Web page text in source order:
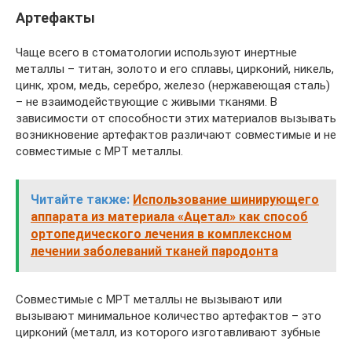
Артефакты
Чаще всего в стоматологии используют инертные
металлы – титан, золото и его сплавы, цирконий, никель,
цинк, хром, медь, серебро, железо (нержавеющая сталь)
– не взаимодействующие с живыми тканями. В
зависимости от способности этих материалов вызывать
возникновение артефактов различают совместимые и не
совместимые с МРТ металлы.
Читайте также: Использование шинирующего
аппарата из материала «Ацетал» как способ
ортопедического лечения в комплексном
лечении заболеваний тканей пародонта
Совместимые с МРТ металлы не вызывают или
вызывают минимальное количество артефактов – это
цирконий (металл, из которого изготавливают зубные